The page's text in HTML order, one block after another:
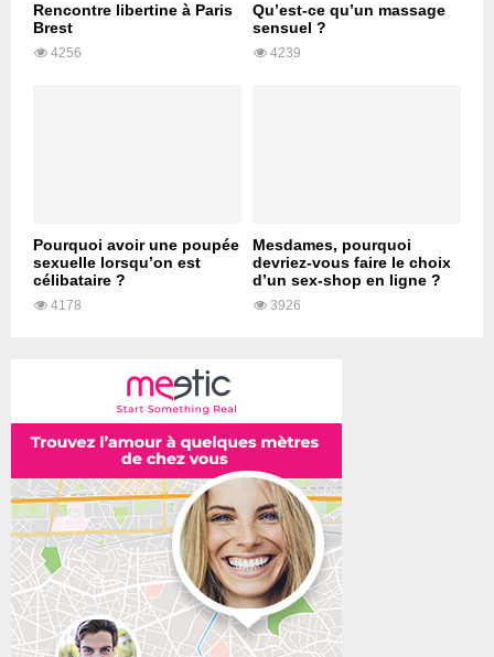
Rencontre libertine à Paris
Brest
4256
Qu’est-ce qu’un massage
sensuel ?
4239
Pourquoi avoir une poupée
sexuelle lorsqu’on est
célibataire ?
4178
Mesdames, pourquoi
devriez-vous faire le choix
d’un sex-shop en ligne ?
3926